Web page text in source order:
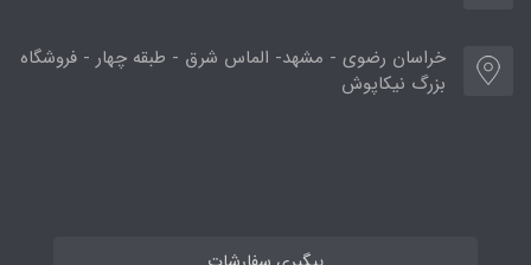
خراسان رضوی - مشهد- الماس شرق - طبقه چهار - فروشگاه
بزرگ نیکاپوش